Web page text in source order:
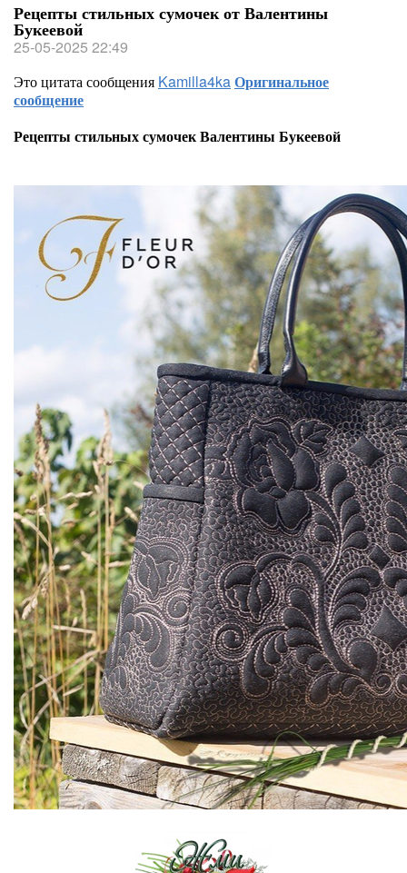
Рецепты стильных сумочек от Валентины
Букеевой
25-05-2025 22:49
Это цитата сообщения Kamilla4kaОригинальное
сообщение
Рецепты стильных сумочек Валентины Букеевой